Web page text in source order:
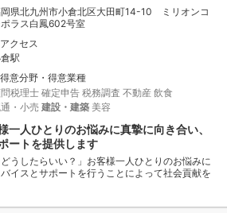
県北九州市小倉北区大田町14-10 ミリオンコ
ラス白鳳602号室
アクセス
駅
得意分野・得意業種
税理士 確定申告 税務調査 不動産 飲食
・小売 建設・建築 美容
一人ひとりのお悩みに真摯に向き合い、
ートを提供します
うしたらいい？」お客様一人ひとりのお悩みに
イスとサポートを行うことによって社会貢献を